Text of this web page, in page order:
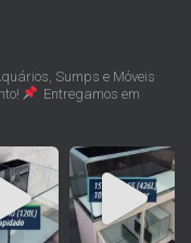
Sumps e Móveis
Entregamos em